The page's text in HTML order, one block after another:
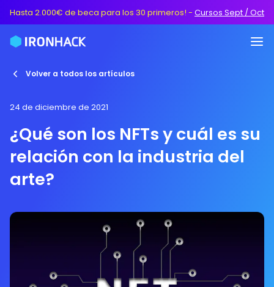
Hasta 2.000€ de beca para los 30 primeros! - Cursos Sept / Oct
Volver a todos los artículos
24 de diciembre de 2021
¿Qué son los NFTs y cuál es su
relación con la industria del
arte?